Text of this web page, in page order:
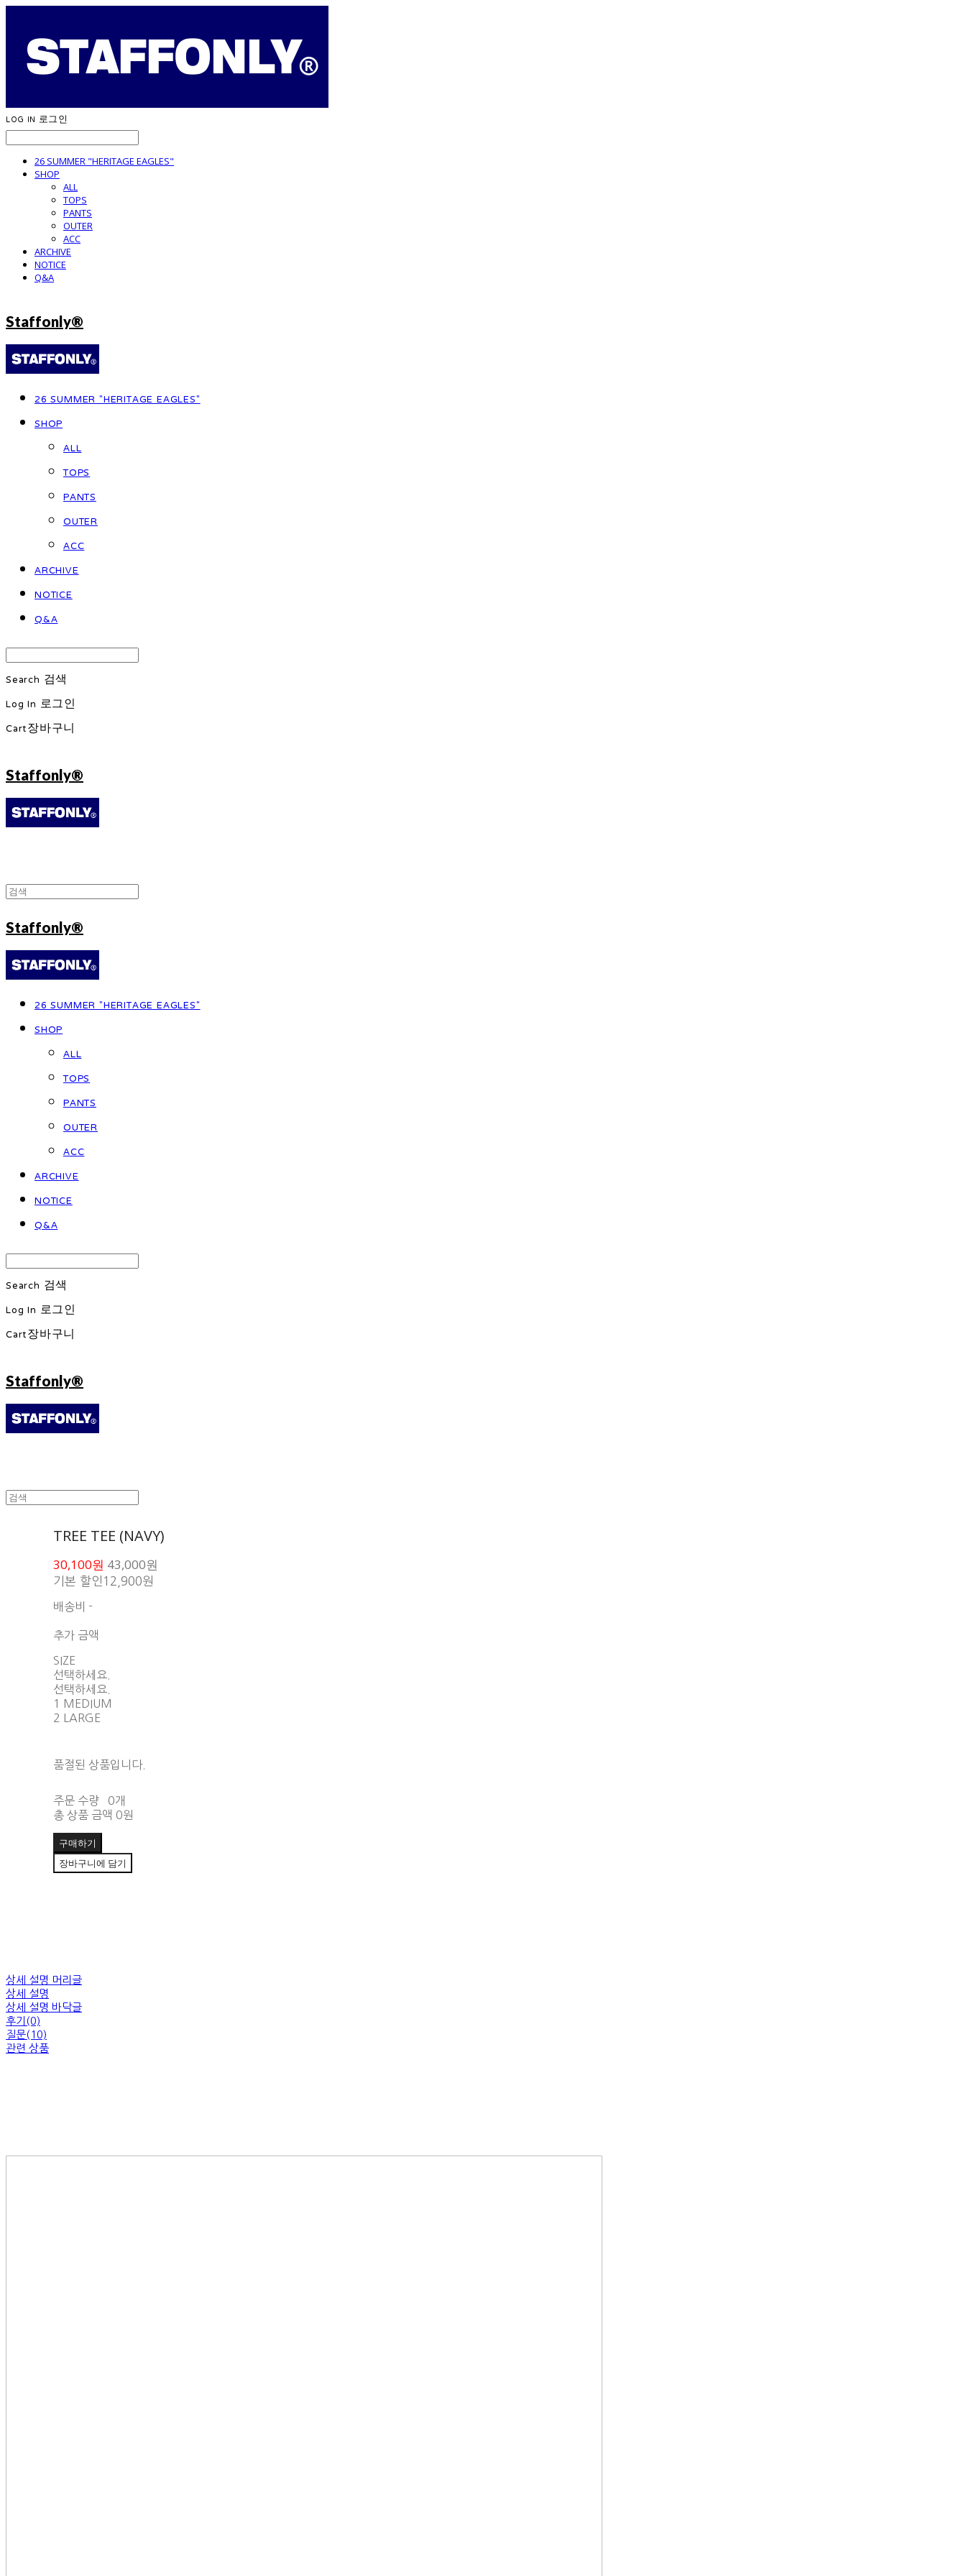
LOG IN 로그인
26 SUMMER "HERITAGE EAGLES"
SHOP
ALL
TOPS
PANTS
OUTER
ACC
ARCHIVE
NOTICE
Q&A
Staffonly®
26 SUMMER "HERITAGE EAGLES"
SHOP
ALL
TOPS
PANTS
OUTER
ACC
ARCHIVE
NOTICE
Q&A
Search 검색
Log In 로그인
Cart장바구니
Staffonly®
Staffonly®
26 SUMMER "HERITAGE EAGLES"
SHOP
ALL
TOPS
PANTS
OUTER
ACC
ARCHIVE
NOTICE
Q&A
Search 검색
Log In 로그인
Cart장바구니
Staffonly®
TREE TEE (NAVY)
30,100원 43,000원
기본 할인 12,900원
배송비 -
추가 금액
SIZE
선택하세요.
선택하세요.
1 MEDIUM
2 LARGE
품절된 상품입니다.
주문 수량
0개
총 상품 금액 0원
구매하기
장바구니에 담기
상세 설명 머리글
상세 설명
상세 설명 바닥글
후기(0)
질문(10)
관련 상품